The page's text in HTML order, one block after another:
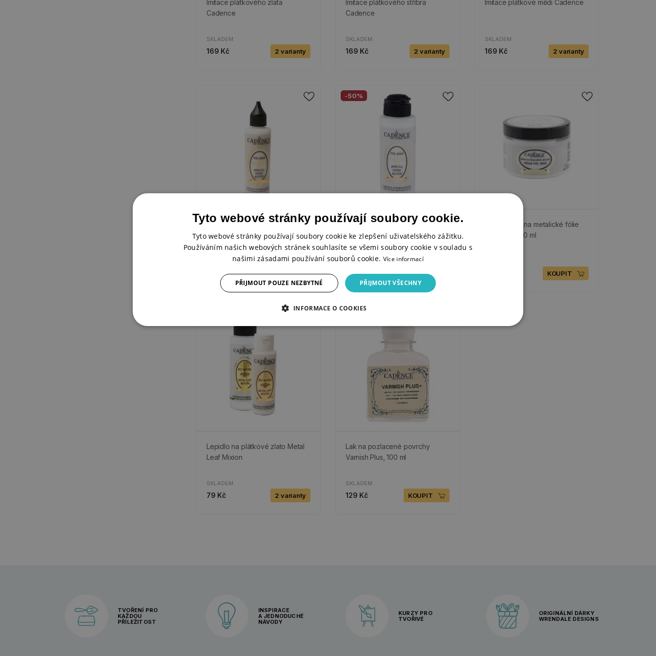
Imitace plátkového zlata
Cadence
SKLADEM
169 Kč 2 varianty
Imitace plátkového stříbra
Cadence
SKLADEM
169 Kč 2 varianty
Imitace plátkové mědi Cadence
SKLADEM
169 Kč 2 varianty
Lepidlo na metalické fólie Foil
Bond, 70 ml - s aplikátorem
SKLADEM
79 Kč KOUPIT
-50%
Lepidlo na metalické fólie Foil
Bond, 120 ml
SKLADEM
109 Kč 55 Kč KOUPIT
Lepicí pasta na metalické fólie
Foil Bond, 150 ml
KOUPIT
Lepidlo na plátkové zlato Metal
Leaf Mixion
SKLADEM
79 Kč 2 varianty
Lak na pozlacené povrchy
Varnish Plus, 100 ml
SKLADEM
129 Kč KOUPIT
TVOŘENÍ PRO
KAŽDOU
PŘÍLEŽITOST
INSPIRACE
A JEDNODUCHÉ
NÁVODY
KURZY PRO
TVOŘIVÉ
ORIGINÁLNÍ DÁRKY
WRENDALE DESIGNS
Tyto webové stránky používají soubory cookie.
Tyto webové stránky používají soubory cookie ke zlepšení uživatelského zážitku.
Používáním našich webových stránek souhlasíte se všemi soubory cookie v souladu s
našimi zásadami používání souborů cookie. Více informací
PŘIJMOUT VŠECHNY
PŘIJMOUT POUZE NEZBYTNÉ
INFORMACE O COOKIES